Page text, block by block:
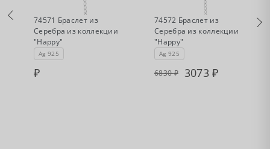
Нет в наличии
74571 Браслет из
Серебра из коллекции
"Happy"
Ag 925
Есть в наличии
74572 Браслет из
Серебра из коллекции
"Happy"
Ag 925
6830 3073